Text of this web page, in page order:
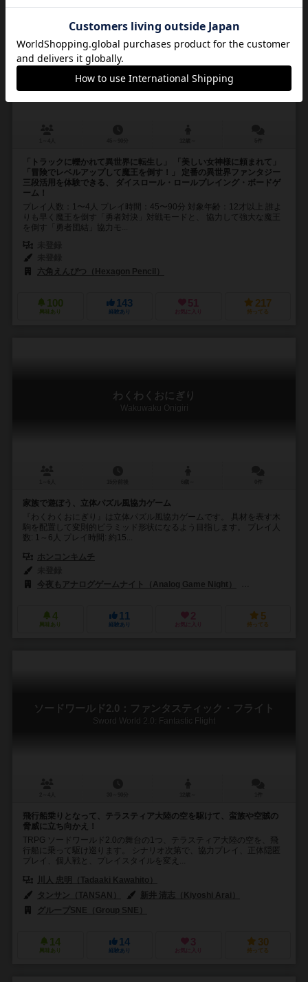
オレとオマエの異世界転生Reboot
Me and you in another world reincarnation reboot
6.5
「トラックに轢かれて異世界に転生し」 「美しい女神様に頼まれて」
「冒険でレベルアップして魔王を倒す！」 定番の異世界ファンタジー
三段活用を体験できる、 ダイスロール・ロールプレイング・ボードゲ
ーム！
プレイ人数：1〜4人 プレイ時間：45〜90分 対象年齢：12才以上 誰よ
りも早く魔王を倒す「勇者対決」対戦モードと、 協力して強大な魔王
を倒す「勇者団結」協力モ...
六角えんぴつ（Hexagon Pencil）
100
興味あり
143
経験あり
51
お気に入り
217
持ってる
わくわくおにぎり
Wakuwaku Onigiri
家族で遊ぼう、立体パズル風協力ゲーム
『わくわくおにぎり』は立体パズル風協力ゲームです。 具材を表す木
駒を配置して変則的ピラミッド形状になるよう目指します。 プレイ人
数: 1～6人 プレイ時間: 約15...
ホンコンキムチ
今夜もアナログゲームナイト（Analog Game Night）
4
興味あり
11
経験あり
2
お気に入り
5
持ってる
ソードワールド2.0：ファンタスティック・フライト
Sword World 2.0: Fantastic Flight
飛行船乗りとなって、テラスティア大陸の空を駆けて、蛮族や空賊の
脅威に立ち向かえ！
TRPG ソードワールド2.0の舞台の1つ、テラスティア大陸の空を、飛
行船に乗って駆け巡ります。 シナリオ次第で、協力プレイ、正体隠匿
プレイ、個人戦と、プレイスタイルを変え...
川人 忠明（Tadaaki Kawahito）
タンサン（TANSAN）
新井 清志（Kiyoshi Arai）
グループSNE（Group SNE）
14
興味あり
14
経験あり
3
お気に入り
30
持ってる